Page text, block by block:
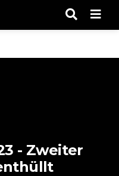
- Zweiter